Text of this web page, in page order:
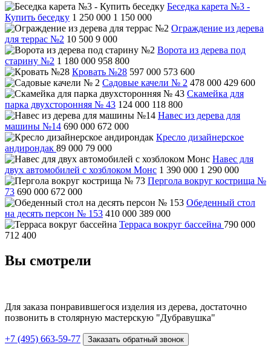
Беседка карета №3 -
Купить беседку 1 250 000 1 150 000
Ограждение из дерева
для террас №2 10 500 9 000
Ворота из дерева под
старину №2 1 180 000 958 800
Кровать №28 597 000 573 600
Садовые качели № 2 478 000 429 600
Скамейка для
парка двухсторонняя № 43 124 000 118 800
Навес из дерева для
машины №14 690 000 672 000
Кресло дизайнерское
андирондак 89 000 79 000
Навес для
двух автомобилей с хозблоком Монс 1 390 000 1 290 000
Пергола вокруг кострища №
73 690 000 672 000
Обеденный стол
на десять персон № 153 410 000 389 000
Терраса вокруг бассейна 790 000
712 400
Вы смотрели
Для заказа понравившегося изделия из дерева, достаточно
позвонить в столярную мастерскую "Дубравушка"
+7 (495) 663-59-77 Заказать обратный звонок